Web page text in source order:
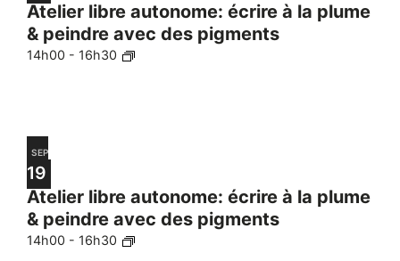
Atelier libre autonome: écrire à la plume
& peindre avec des pigments
14h00 - 16h30
SEP
19
Atelier libre autonome: écrire à la plume
& peindre avec des pigments
14h00 - 16h30